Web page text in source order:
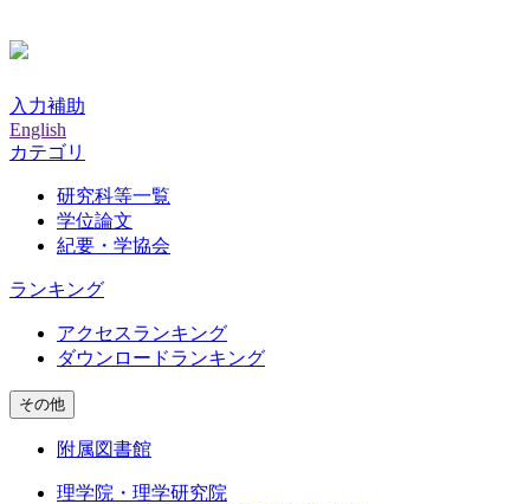
入力補助
English
カテゴリ
研究科等一覧
学位論文
紀要・学協会
ランキング
アクセスランキング
ダウンロードランキング
その他
附属図書館
理学院・理学研究院